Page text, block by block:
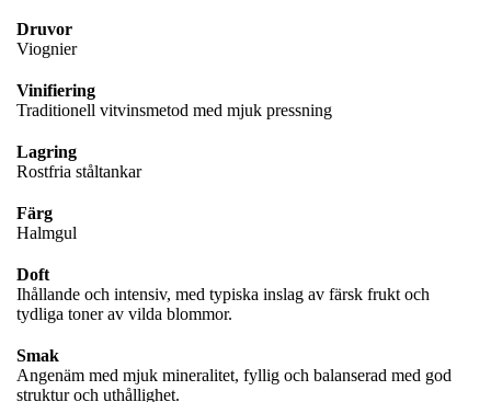
Druvor
Viognier
Vinifiering
Traditionell vitvinsmetod med mjuk pressning
Lagring
Rostfria ståltankar
Färg
Halmgul
Doft
Ihållande och intensiv, med typiska inslag av färsk frukt och
tydliga toner av vilda blommor.
Smak
Angenäm med mjuk mineralitet, fyllig och balanserad med god
struktur och uthållighet.